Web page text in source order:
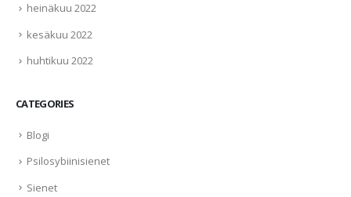
heinäkuu 2022
kesäkuu 2022
huhtikuu 2022
CATEGORIES
Blogi
Psilosybiinisienet
Sienet